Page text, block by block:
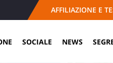
AFFILIAZIONE E
SOCIALE NEWS